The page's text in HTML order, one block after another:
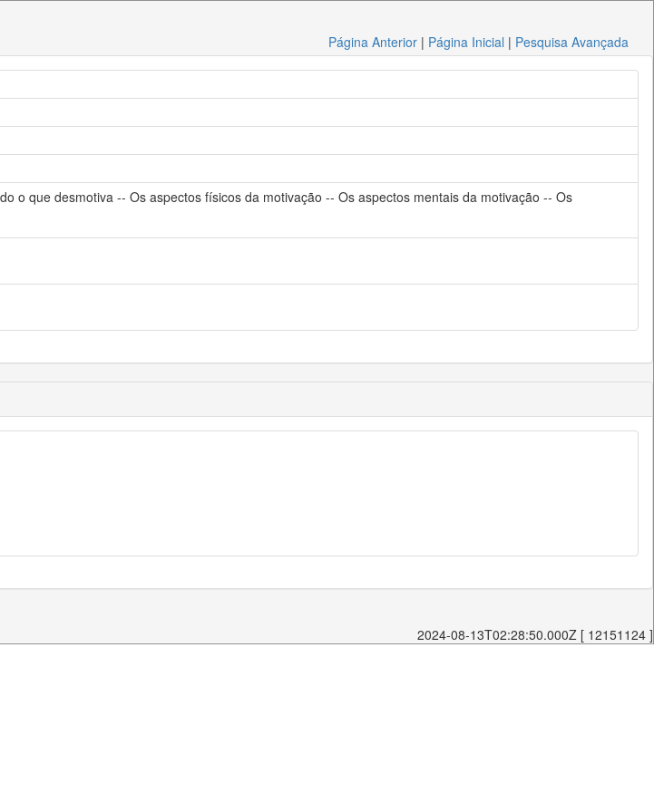
Página Anterior | Página Inicial | Pesquisa Avançada
o que desmotiva -- Os aspectos físicos da motivação -- Os aspectos mentais da motivação -- Os
2024-08-13T02:28:50.000Z [ 12151124 ]